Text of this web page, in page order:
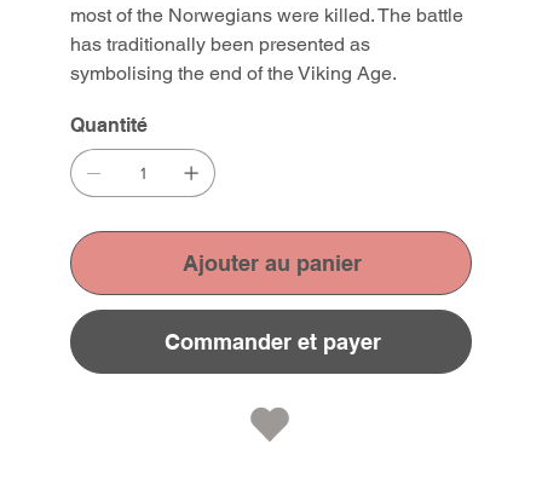
most of the Norwegians were killed. The battle
has traditionally been presented as
symbolising the end of the Viking Age.
Quantité
Ajouter au panier
Commander et payer